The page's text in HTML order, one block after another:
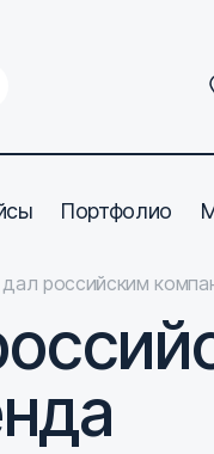
Портфолио
российским